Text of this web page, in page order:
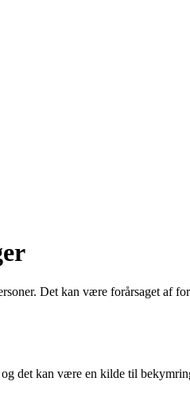
Det kan være forårsaget af
det kan være en kilde til